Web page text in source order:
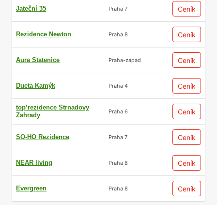
Jateční 35 Praha 7 Ceník
Rezidence Newton Praha 8 Ceník
Aura Statenice Praha-západ Ceník
Dueta Kamýk Praha 4 Ceník
top’rezidence Strnadovy
Zahrady
Praha 6 Ceník
SO-HO Rezidence Praha 7 Ceník
NEAR living Praha 8 Ceník
Evergreen Praha 8 Ceník